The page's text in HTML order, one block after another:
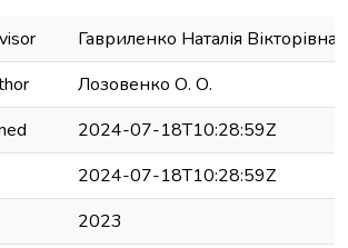
Гавриленко Наталія Вікторівна
Лозовенко О. О.
2024-07-18T10:28:59Z
2024-07-18T10:28:59Z
2023